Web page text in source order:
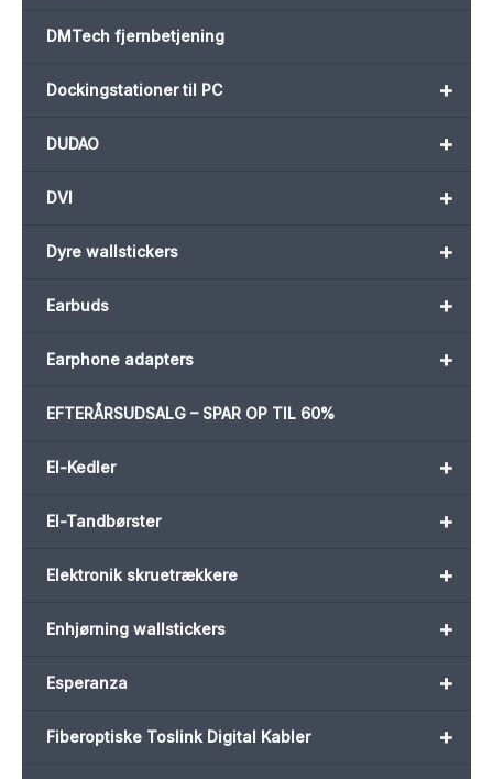
DMTech fjernbetjening
+
Dockingstationer til PC
+
DUDAO
+
DVI
+
Dyre wallstickers
+
Earbuds
+
Earphone adapters
EFTERÅRSUDSALG – SPAR OP TIL 60%
+
El-Kedler
+
El-Tandbørster
+
Elektronik skruetrækkere
+
Enhjørning wallstickers
+
Esperanza
+
Fiberoptiske Toslink Digital Kabler